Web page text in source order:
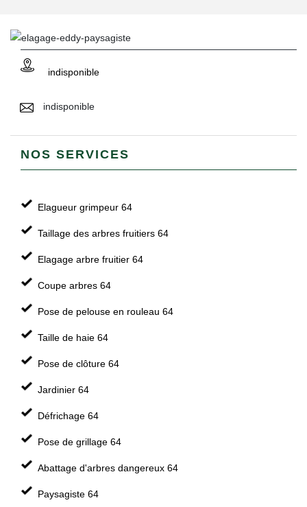
indisponible
indisponible
NOS SERVICES
Elagueur grimpeur 64
Taillage des arbres fruitiers 64
Elagage arbre fruitier 64
Coupe arbres 64
Pose de pelouse en rouleau 64
Taille de haie 64
Pose de clôture 64
Jardinier 64
Défrichage 64
Pose de grillage 64
Abattage d'arbres dangereux 64
Paysagiste 64